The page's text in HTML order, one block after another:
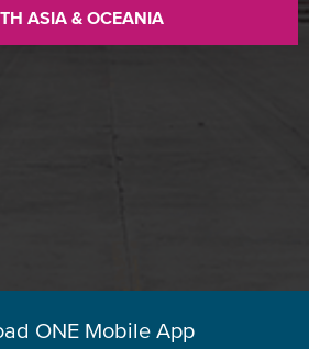
ASIA & OCEANIA
ONE Mobile App